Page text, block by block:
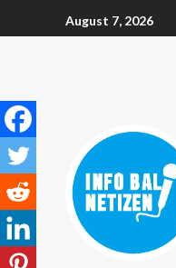
August 7, 2026